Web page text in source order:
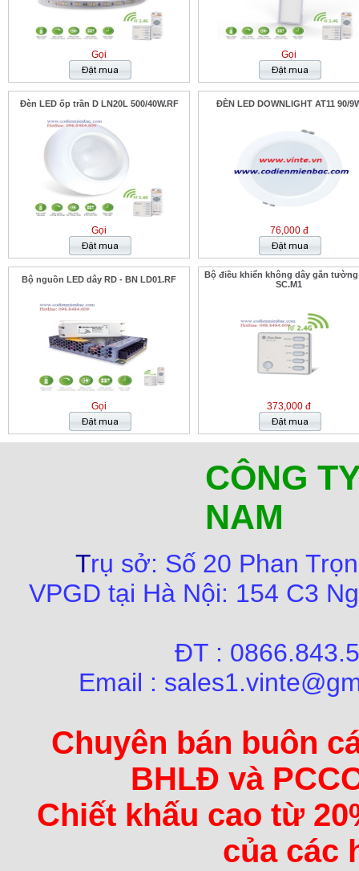
Gọi Gọi
Đèn LED ốp trần D LN20L 500/40W.RF
Gọi
ĐÈN LED DOWNLIGHT AT11 90/
76,000 đ
Bộ nguồn LED dây RD - BN LD01.RF
Gọi
Bộ điều khiển không dây gắn tường
SC.M1
373,000 đ
CÔNG
NAM
Trụ sở: Số 20 Phan
VPGD tại Hà Nội: 154 C3
ĐT :
Email :
Chuyên bán buôn
BHLĐ và
Chiết khấu cao từ
của các